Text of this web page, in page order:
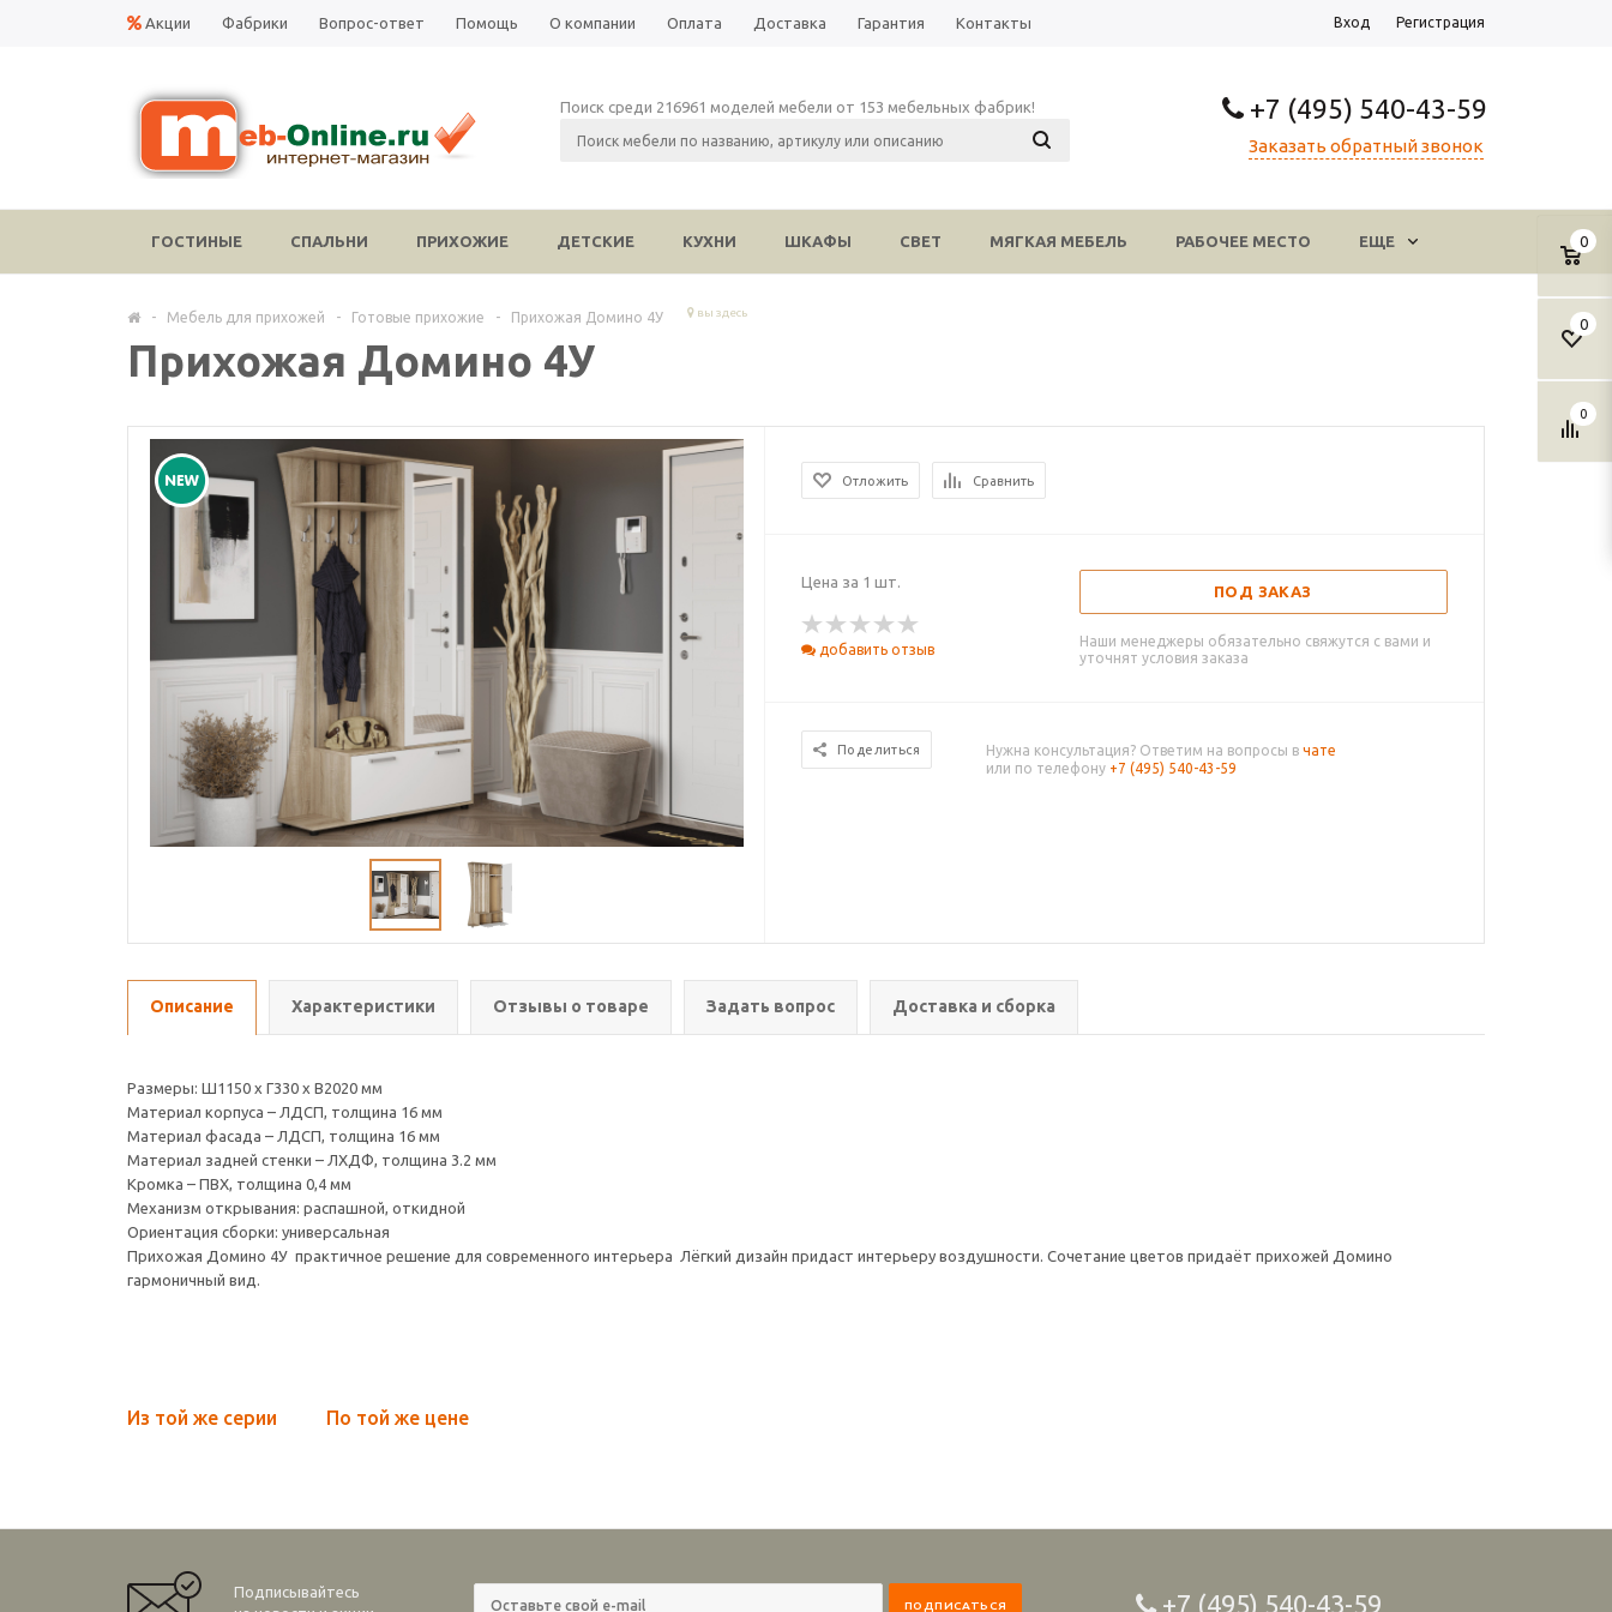
Акции Фабрики Вопрос-ответ Помощь О компании Оплата Доставка Гарантия Контакты Вход Регистрация
+7 (495) 540-43-59
Заказать обратный звонок
Поиск среди 216961 моделей мебели от 153 мебельных фабрик!
0
0
0
ГОСТИНЫЕ СПАЛЬНИ ПРИХОЖИЕ ДЕТСКИЕ КУХНИ ШКАФЫ СВЕТ МЯГКАЯ МЕБЕЛЬ РАБОЧЕЕ МЕСТО ЕЩЕ
- Мебель для прихожей - Готовые прихожие - Прихожая Домино 4У вы здесь
Прихожая Домино 4У
Отложить Сравнить
Цена за 1 шт.
добавить отзыв
ПОД ЗАКАЗ
Наши менеджеры обязательно свяжутся с вами и
уточнят условия заказа
Поделиться Нужна консультация? Ответим на вопросы в чате
или по телефону +7 (495) 540-43-59
Описание Характеристики Отзывы о товаре Задать вопрос Доставка и сборка
Размеры: Ш1150 х Г330 х В2020 мм
Материал корпуса – ЛДСП, толщина 16 мм
Материал фасада – ЛДСП, толщина 16 мм
Материал задней стенки – ЛХДФ, толщина 3.2 мм
Кромка – ПВХ, толщина 0,4 мм
Механизм открывания: распашной, откидной
Ориентация сборки: универсальная
Прихожая Домино 4У практичное решение для современного интерьера Лёгкий дизайн придаст интерьеру воздушности. Сочетание цветов придаёт прихожей Домино
гармоничный вид.
Из той же серии По той же цене
Подписывайтесь
+7 (495) 540-43-59